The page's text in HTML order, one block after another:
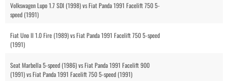
Volkswagen Lupo 1.7 SDI (1998) vs Fiat Panda 1991 Facelift 750 5-
speed (1991)
Fiat Uno II 1.0 Fire (1989) vs Fiat Panda 1991 Facelift 750 5-speed
(1991)
Seat Marbella 5-speed (1986) vs Fiat Panda 1991 Facelift 900
(1991) vs Fiat Panda 1991 Facelift 750 5-speed (1991)